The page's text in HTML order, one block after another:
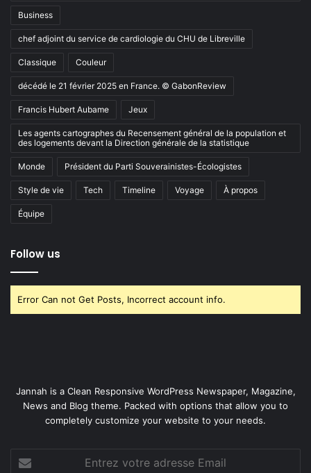
Business
chef adjoint du service de cardiologie du CHU de Libreville
Classique Couleur
décédé le 21 février 2025 en France. © GabonReview
Francis Hubert Aubame Jeux
Les agents cartographes du Recensement général de la population et
des logements devant la Direction générale de la statistique
Monde Président du Parti Souverainistes-Écologistes
Style de vie Tech Timeline Voyage À propos
Équipe
Follow us
Error Can not Get Posts, Incorrect account info.
Jannah is a Clean Responsive WordPress Newspaper, Magazine,
News and Blog theme. Packed with options that allow you to
completely customize your website to your needs.
Entrez
votre